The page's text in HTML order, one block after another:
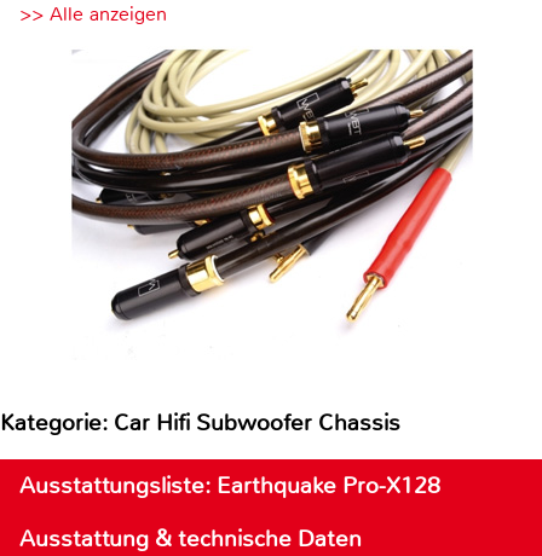
>> Alle anzeigen
Kategorie: Car Hifi Subwoofer Chassis
Ausstattungsliste: Earthquake Pro-X128
Ausstattung & technische Daten